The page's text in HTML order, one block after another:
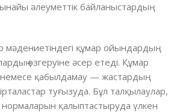
әлеуметтік байланыстардың
құмар ойындардың
өзгеруіне әсер етеді. Құмар
қабылдамау — жастардың
туғызуда. Бұл талқылаулар,
нормаларын қалыптастыруда үлкен